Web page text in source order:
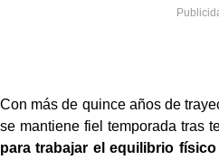
Con más de quince años de
se mantiene fiel temporada tras
para trabajar el equilibrio físico